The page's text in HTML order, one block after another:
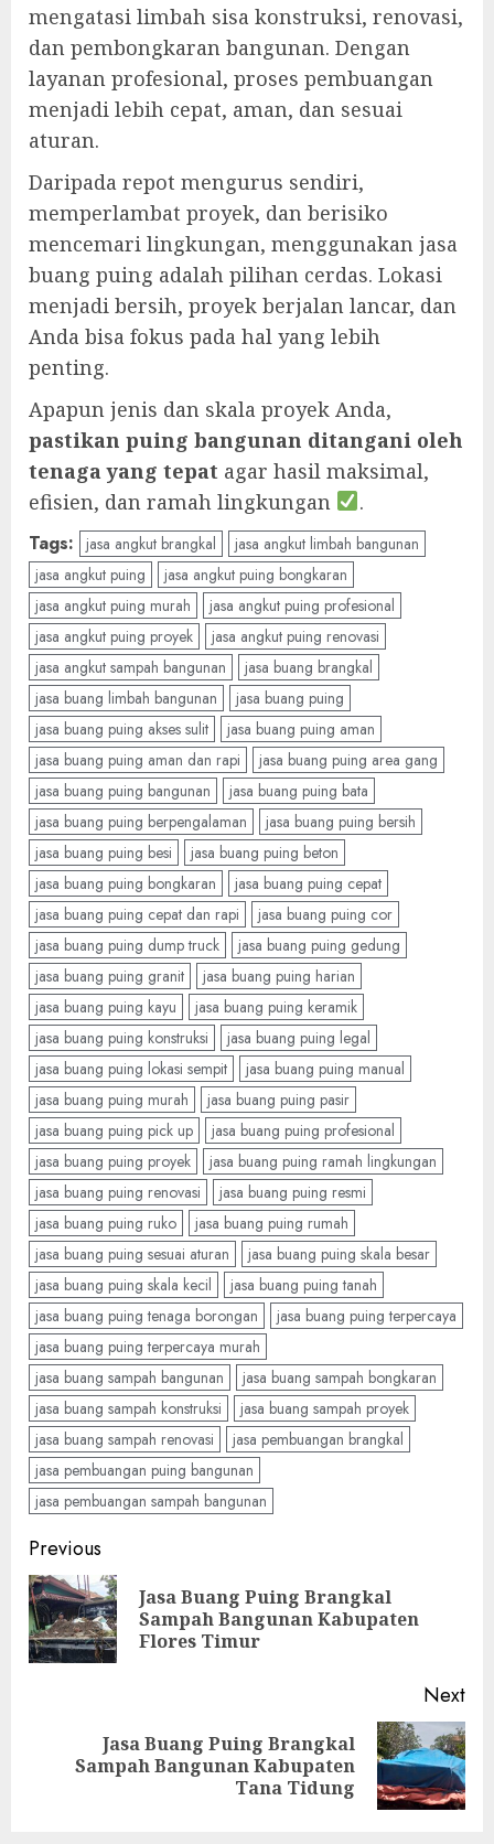
mengatasi limbah sisa konstruksi, renovasi,
dan pembongkaran bangunan. Dengan
layanan profesional, proses pembuangan
menjadi lebih cepat, aman, dan sesuai
aturan.
Daripada repot mengurus sendiri,
memperlambat proyek, dan berisiko
mencemari lingkungan, menggunakan jasa
buang puing adalah pilihan cerdas. Lokasi
menjadi bersih, proyek berjalan lancar, dan
Anda bisa fokus pada hal yang lebih
penting.
Apapun jenis dan skala proyek Anda,
pastikan puing bangunan ditangani oleh
tenaga yang tepat agar hasil maksimal,
efisien, dan ramah lingkungan
.
Tags: jasa angkut brangkal
jasa angkut limbah bangunan
jasa angkut puing
jasa angkut puing bongkaran
jasa angkut puing murah
jasa angkut puing profesional
jasa angkut puing proyek
jasa angkut puing renovasi
jasa angkut sampah bangunan
jasa buang brangkal
jasa buang limbah bangunan
jasa buang puing
jasa buang puing akses sulit
jasa buang puing aman
jasa buang puing aman dan rapi
jasa buang puing area gang
jasa buang puing bangunan
jasa buang puing bata
jasa buang puing berpengalaman
jasa buang puing bersih
jasa buang puing besi
jasa buang puing beton
jasa buang puing bongkaran
jasa buang puing cepat
jasa buang puing cepat dan rapi
jasa buang puing cor
jasa buang puing dump truck
jasa buang puing gedung
jasa buang puing granit
jasa buang puing harian
jasa buang puing kayu
jasa buang puing keramik
jasa buang puing konstruksi
jasa buang puing legal
jasa buang puing lokasi sempit
jasa buang puing manual
jasa buang puing murah
jasa buang puing pasir
jasa buang puing pick up
jasa buang puing profesional
jasa buang puing proyek
jasa buang puing ramah lingkungan
jasa buang puing renovasi
jasa buang puing resmi
jasa buang puing ruko
jasa buang puing rumah
jasa buang puing sesuai aturan
jasa buang puing skala besar
jasa buang puing skala kecil
jasa buang puing tanah
jasa buang puing tenaga borongan
jasa buang puing terpercaya
jasa buang puing terpercaya murah
jasa buang sampah bangunan
jasa buang sampah bongkaran
jasa buang sampah konstruksi
jasa buang sampah proyek
jasa buang sampah renovasi
jasa pembuangan brangkal
jasa pembuangan puing bangunan
jasa pembuangan sampah bangunan
Continue
Reading
Previous
Jasa Buang Puing Brangkal
Sampah Bangunan Kabupaten
Flores Timur
Next
Jasa Buang Puing Brangkal
Sampah Bangunan Kabupaten
Tana Tidung